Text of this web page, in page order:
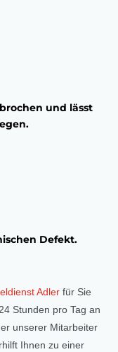
und lässt
Defekt.
Adler für Sie
Stunden pro Tag an
unserer Mitarbeiter
Ihnen zu einer